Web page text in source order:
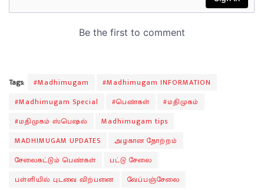
Tags: #Madhimugam
#Madhimugam INFORMATION
#Madhimugam Special
#பெண்கள்
#மதிமுகம்
#மதிமுகம் ஸ்பெஷல்
Madhimugam tips
MADHIMUGAM UPDATES
அழகான தோற்றம்
சேலைகட்டும் பெண்கள்
பட்டு சேலை
பள்ளியில் புடவை விற்பனை
வேப்பஞ்சேலை